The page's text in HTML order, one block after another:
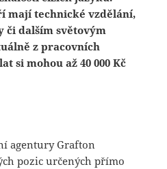
mají technické vzdělání,
či dalším světovým
z pracovních
si mohou až 40 000 Kč
agentury Grafton
pozic určených přímo